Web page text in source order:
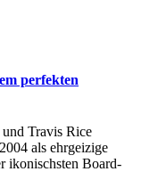
perfekten
Travis Rice
als ehrgeizige
ikonischsten Board-